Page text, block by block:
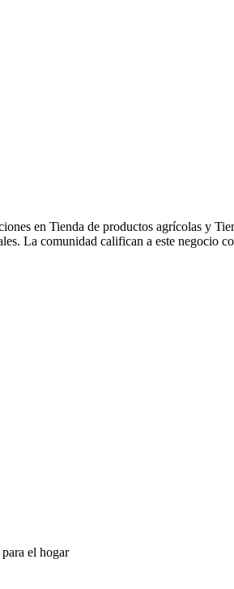
en Tienda de productos agrícolas y
La comunidad califican a este negocio
el hogar